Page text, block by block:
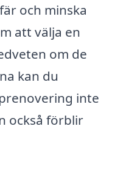
och minska
att välja en
om de
kan du
inte
också förblir